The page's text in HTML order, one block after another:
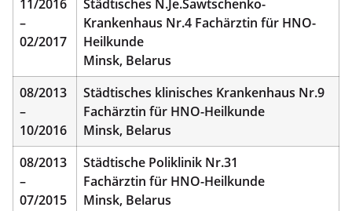
11/2016
–
02/2017
Städtisches N.Je.Sawtschenko-
Krankenhaus Nr.4 Fachärztin für HNO-
Heilkunde
Minsk, Belarus
08/2013
–
10/2016
Städtisches klinisches Krankenhaus Nr.9
Fachärztin für HNO-Heilkunde
Minsk, Belarus
08/2013
–
07/2015
Städtische Poliklinik Nr.31
Fachärztin für HNO-Heilkunde
Minsk, Belarus